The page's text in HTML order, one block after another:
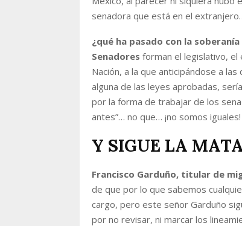
senadora que está en el
¿qué ha pasado con la
Senadores forman el legislativo, el
Nación, a la que anticipándose a
alguna de las leyes aprobadas,
por la forma de trabajar de los
antes”… no que… ¡no somos iguales!
Y SIGUE LA
Francisco Garduño, titular de
de que por lo que sabemos
cargo, pero este señor Garduño
por no revisar, ni marcar los